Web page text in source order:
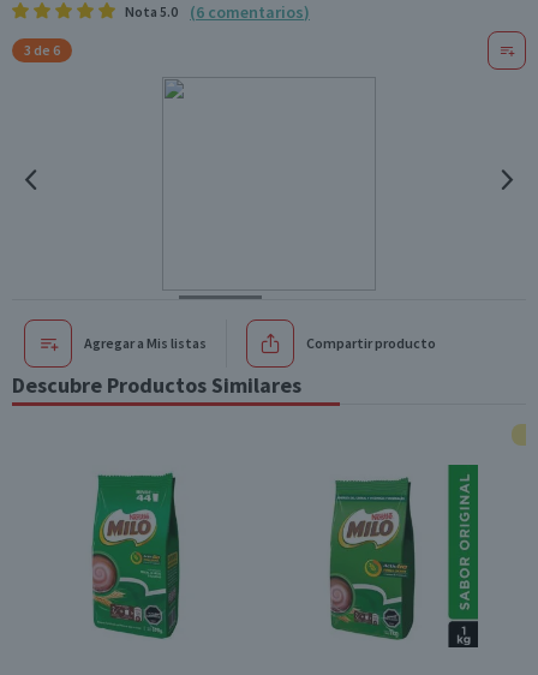
Nota 5.0 (6 comentarios)
3 de 6
Agregar a Mis listas Compartir producto
Descubre Productos Similares